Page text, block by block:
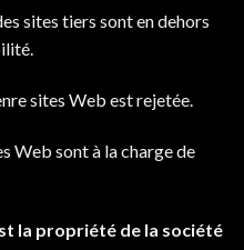
sites tiers sont en dehors
sites Web est rejetée.
Web sont à la charge de
la propriété de la société